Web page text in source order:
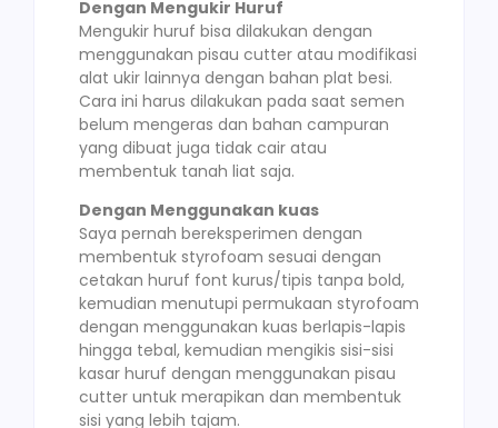
Dengan Mengukir Huruf
Mengukir huruf bisa dilakukan dengan
menggunakan pisau cutter atau modifikasi
alat ukir lainnya dengan bahan plat besi.
Cara ini harus dilakukan pada saat semen
belum mengeras dan bahan campuran
yang dibuat juga tidak cair atau
membentuk tanah liat saja.
Dengan Menggunakan kuas
Saya pernah bereksperimen dengan
membentuk styrofoam sesuai dengan
cetakan huruf font kurus/tipis tanpa bold,
kemudian menutupi permukaan styrofoam
dengan menggunakan kuas berlapis-lapis
hingga tebal, kemudian mengikis sisi-sisi
kasar huruf dengan menggunakan pisau
cutter untuk merapikan dan membentuk
sisi yang lebih tajam.